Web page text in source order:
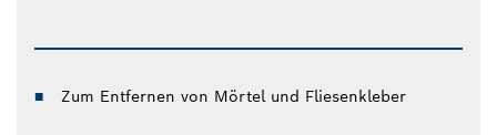
Zum Entfernen von Mörtel und Fliesenkleber